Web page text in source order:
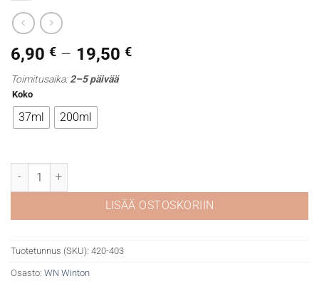
6,90 € – 19,50 €Hintaluokka:
Toimitusaika:2–5 päivää
Koko
37ml 200ml
WN Winton öljyväri 403 Phthalo Yellow Green määrä
LISÄÄ OSTOSKORIIN
Tuotetunnus (SKU): 420-403
Osasto: WN Winton